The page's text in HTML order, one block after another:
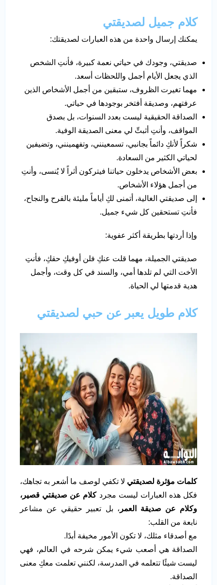
كلام جميل لصديقتي
يمكنك إرسال واحدة من هذه العبارات لصديقتك:
صديقتي، وجودك في حياتي نعمة كبيرة، فأنتِ الشخص
الذي يجعل الأيام أجمل واللحظات أسعد.
مهما تغيرت الظروف، ستبقين من أجمل الأشخاص الذين
عرفتهم، وصديقة أفتخر بوجودها في حياتي.
الصداقة الحقيقية ليست بعدد السنوات، بل بصدق
المواقف، وأنتِ أثبتِّ لي معنى الصديقة الوفية.
شكراً لأنكِ دائماً بجانبي، تسمعينني، وتفهمينني، وتضيفين
لحياتي الكثير من السعادة.
بعض الأشخاص يدخلون حياتنا فيتركون أثراً لا يُنسى، وأنتِ
من أجمل هؤلاء الأشخاص.
إلى صديقتي الغالية، أتمنى لكِ أياماً مليئة بالفرح والنجاح،
فأنتِ تستحقين كل شيء جميل.
وإذا أردتها بطريقة أكثر عفوية:
صديقتي الجميلة، مهما قلت عنكِ فلن أوفيكِ حقكِ، فأنتِ
الأخت التي لم تلدها أمي، والسند في كل وقت، وأجمل
هدية قدمتها لي الحياة.
كلام طويل يعبر عن حبي لصديقتي
كلمات مؤثرة لصديقتي لا تكفي لوصف ما أشعر به تجاهك،
فكل هذه العبارات ليست مجردكلام عن صديقتي قصير،
وكلام عن صديقة العمر ، بل تعبير حقيقي عن مشاعر
نابعة من القلب:
مع أصدقاء مثلك، لا تكون الأمور مخيفة أبدًا.
الصداقة هي أصعب شيء يمكن شرحه في العالم، فهي
ليست شيئًا تتعلمه في المدرسة، لكنني تعلمت معكِ معنى
الصداقة.